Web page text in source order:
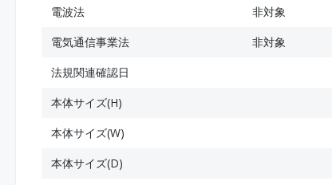
電波法
非対象
電気通信事業法
非対象
法規関連確認日
本体サイズ(H)
本体サイズ(W)
本体サイズ(D)